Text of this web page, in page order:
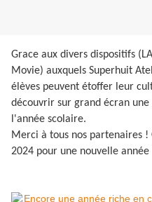
Grace aux divers dispositifs
Movie) auxquels Superhuit
élèves peuvent étoffer leur
découvrir sur grand écran
l'année scolaire.
Merci à tous nos partenaires
2024 pour une nouvelle